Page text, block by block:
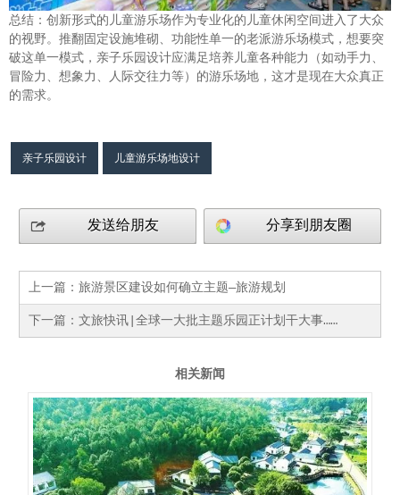
总结：创新形式的儿童游乐场作为专业化的儿童休闲空间进入了大众
的视野。推翻固定设施堆砌、功能性单一的老派游乐场模式，想要突
破这单一模式，亲子乐园设计应满足培养儿童各种能力（如动手力、
冒险力、想象力、人际交往力等）的游乐场地，这才是现在大众真正
的需求。
亲子乐园设计 儿童游乐场地设计
发送给朋友 分享到朋友圈
上一篇： 旅游景区建设如何确立主题—旅游规划
下一篇： 文旅快讯|全球一大批主题乐园正计划干大事……
相关新闻